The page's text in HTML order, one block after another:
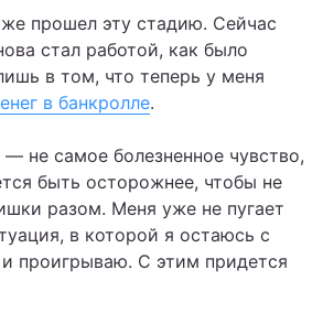
прошел эту стадию. Сейчас
стал работой, как было
в том, что теперь у меня
в банкролле.
не самое болезненное чувство,
быть осторожнее, чтобы не
разом. Меня уже не пугает
в которой я остаюсь с
проигрываю. С этим придется